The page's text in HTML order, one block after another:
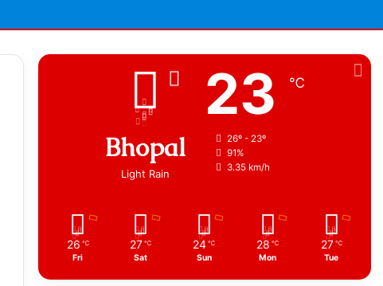
Bhopal
Light Rain
23 ℃
26º - 23º
91%
3.35 km/h
26 ℃
Fri
27 ℃
Sat
24 ℃
Sun
28 ℃
Mon
27 ℃
Tue